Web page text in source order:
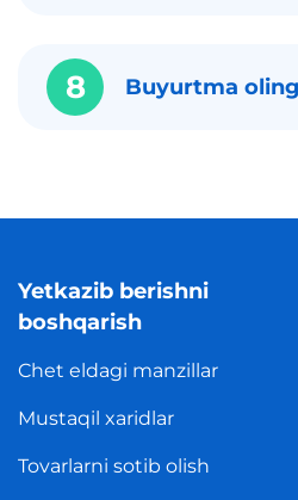
8 Buyurtma oling
Yetkazib berishni
boshqarish
Chet eldagi manzillar
Mustaqil xaridlar
Tovarlarni sotib olish